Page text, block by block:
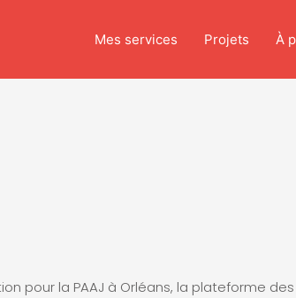
Mes services Projets À
pour la PAAJ à Orléans, la plateforme